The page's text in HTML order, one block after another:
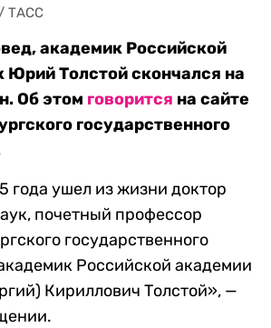
ТАСС
академик Российской
Юрий Толстой скончался на
Об этом говорится на сайте
государственного
года ушел из жизни доктор
почетный профессор
государственного
Российской академии
Кириллович Толстой», —